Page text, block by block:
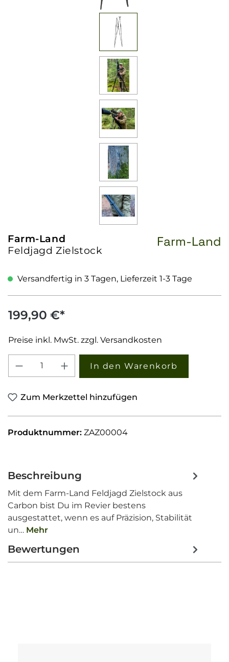
Farm-Land
Feldjagd Zielstock
Farm-Land
199,90 €*
Preise inkl. MwSt. zzgl. Versandkosten
Versandfertig in 3 Tagen, Lieferzeit 1-3 Tage
Produkt Anzahl: Gib den
In den Warenkorb
Zum Merkzettel hinzufügen
Produktnummer: ZAZ00004
Beschreibung
Mit dem Farm-Land Feldjagd Zielstock aus
Carbon bist Du im Revier bestens
ausgestattet, wenn es auf Präzision, Stabilität
un… Mehr
Bewertungen